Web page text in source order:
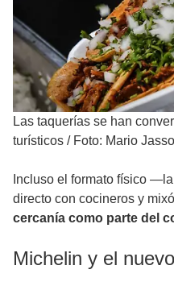
Las taquerías se han
turísticos / Foto: Mario
Incluso el formato físico
directo con cocineros y
cercanía como parte del
Michelin y el